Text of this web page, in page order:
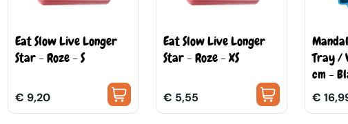
Eat Slow Live Longer
Star - Roze - S
€ 9,20
Eat Slow Live Longer
Star - Roze - XS
€ 5,55
Tray /
cm -
€